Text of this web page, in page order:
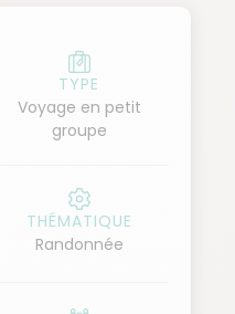
Puis, nous
le parc national du
: le Chamorga qui
l'ensemble de la
nous vivrons un
traversons ensuite un
TYPE
Voyage en petit
groupe
THÉMATIQUE
Randonnée